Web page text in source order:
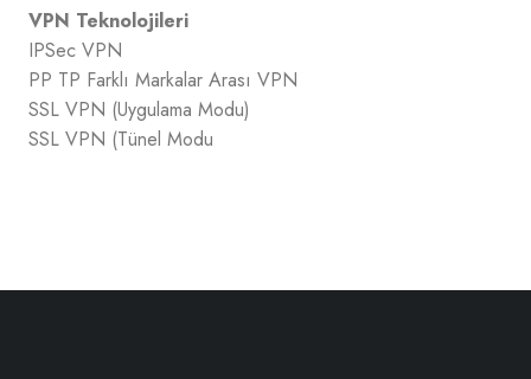
VPN Teknolojileri
IPSec VPN
PP TP Farklı Markalar Arası VPN
SSL VPN (Uygulama Modu)
SSL VPN (Tünel Modu